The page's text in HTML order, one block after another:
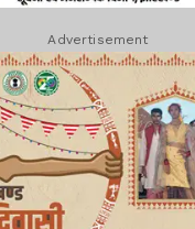
Advertisement